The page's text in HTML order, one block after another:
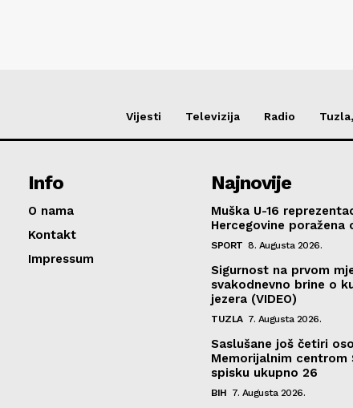
Vijesti Televizija Radio
Info
O nama
Kontakt
Impressum
Najnovije
Muška U-16
Hercegovine poražena
SPORT 8. Augusta 2026.
Sigurnost na prvom
svakodnevno brine o
jezera (VIDEO)
TUZLA 7. Augusta 2026.
Saslušane još četiri
Memorijalnim centrom
spisku ukupno 26
BIH 7. Augusta 2026.